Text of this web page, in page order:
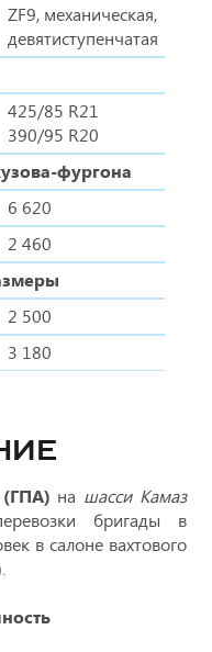
ZF9, механическая,
девятиступенчатая
425/85 R21
390/95 R20
фургона
6 620
2 460
2 500
3 180
(ГПА) на шасси Камаз
бригады в
в салоне вахтового